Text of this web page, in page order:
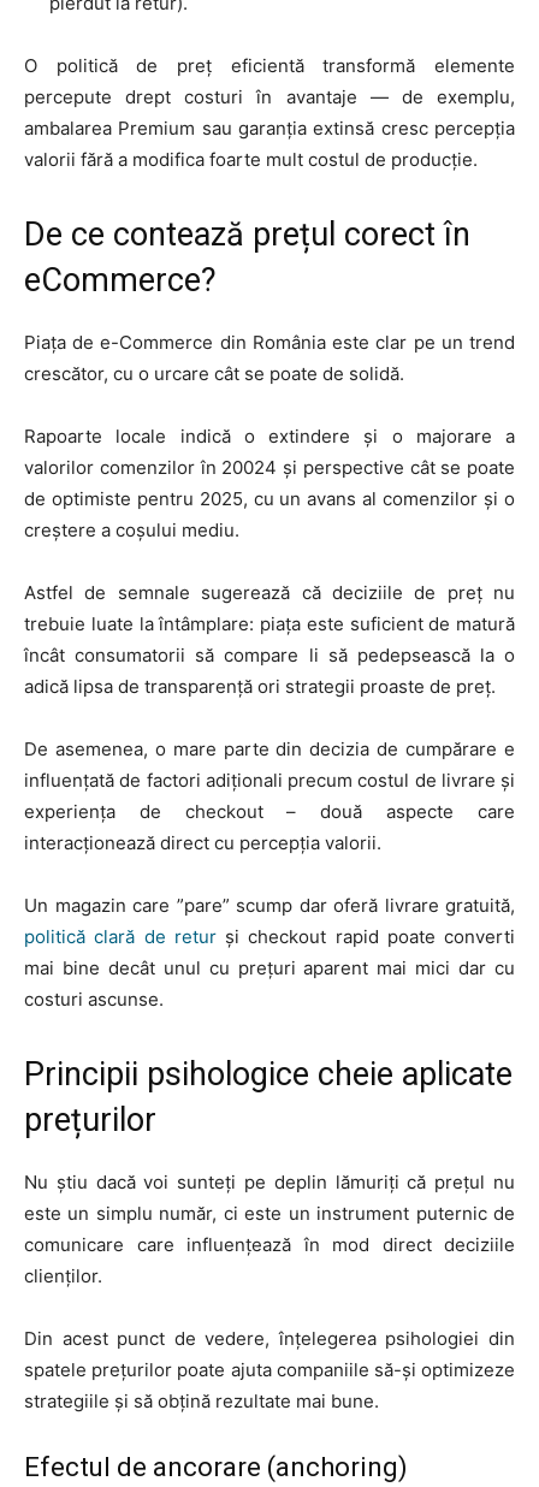
O politică de preț eficientă transformă elemente
percepute drept costuri în avantaje — de exemplu,
ambalarea Premium sau garanția extinsă cresc percepția
valorii fără a modifica foarte mult costul de producție.
De ce contează prețul corect în
eCommerce?
Piața de e-Commerce din România este clar pe un trend
crescător, cu o urcare cât se poate de solidă.
Rapoarte locale indică o extindere și o majorare a
valorilor comenzilor în 20024 și perspective cât se poate
de optimiste pentru 2025, cu un avans al comenzilor și o
creștere a coșului mediu.
Astfel de semnale sugerează că deciziile de preț nu
trebuie luate la întâmplare: piața este suficient de matură
încât consumatorii să compare li să pedepsească la o
adică lipsa de transparență ori strategii proaste de preț.
De asemenea, o mare parte din decizia de cumpărare e
influențată de factori adiționali precum costul de livrare și
experiența de checkout – două aspecte care
interacționează direct cu percepția valorii.
Un magazin care ”pare” scump dar oferă livrare gratuită,
politică clară de returși checkout rapid poate converti
mai bine decât unul cu prețuri aparent mai mici dar cu
costuri ascunse.
Principii psihologice cheie aplicate
prețurilor
Nu știu dacă voi sunteți pe deplin lămuriți că prețul nu
este un simplu număr, ci este un instrument puternic de
comunicare care influențează în mod direct deciziile
clienților.
Din acest punct de vedere, înțelegerea psihologiei din
spatele prețurilor poate ajuta companiile să-și optimizeze
strategiile și să obțină rezultate mai bune.
Efectul de ancorare (anchoring)